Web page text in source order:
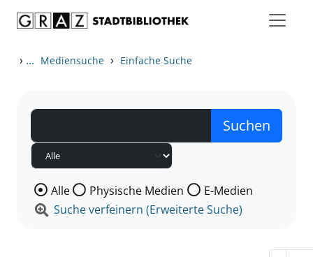
› ... Mediensuche › Einfache Suche
Wählen Sie die Medienart nach der Sie suchen wollen.
Alle Physische Medien
E-Medien
Suche verfeinern (Erweiterte Suche)